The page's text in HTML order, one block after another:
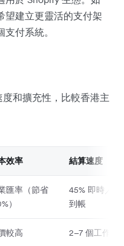
望建立更靈活的支付架
付系統。
和擴充性，比較香港主
效率 結算速度
匯率（節省
）
45% 即時／
到帳
較高 2–7 個工作天